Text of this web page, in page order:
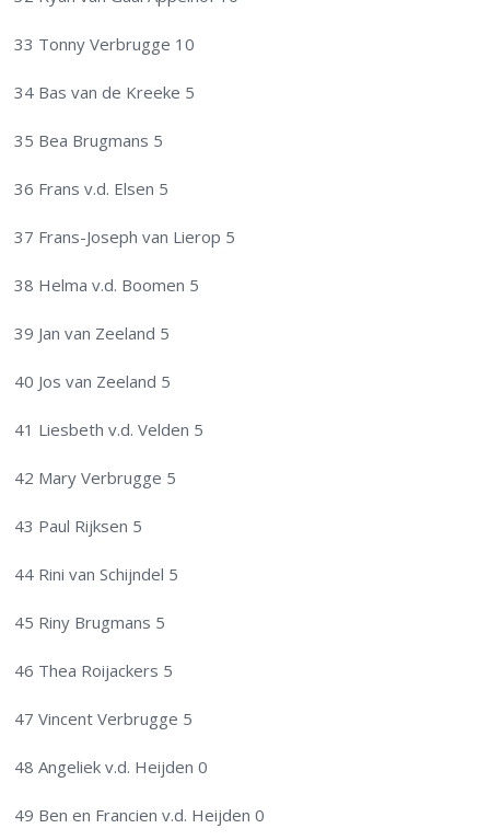
33 Tonny Verbrugge 10
34 Bas van de Kreeke 5
35 Bea Brugmans 5
36 Frans v.d. Elsen 5
37 Frans-Joseph van Lierop 5
38 Helma v.d. Boomen 5
39 Jan van Zeeland 5
40 Jos van Zeeland 5
41 Liesbeth v.d. Velden 5
42 Mary Verbrugge 5
43 Paul Rijksen 5
44 Rini van Schijndel 5
45 Riny Brugmans 5
46 Thea Roijackers 5
47 Vincent Verbrugge 5
48 Angeliek v.d. Heijden 0
49 Ben en Francien v.d. Heijden 0